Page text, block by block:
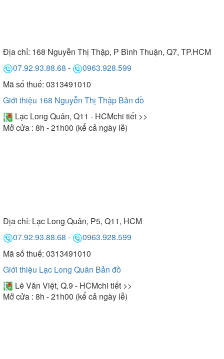
Địa chỉ: 168 Nguyễn Thị Thập, P Bình Thuận, Q7, TP.HCM
07.92.93.88.68 -
0963.928.599
Mã số thuế: 0313491010
Giới thiệu 168 Nguyễn Thị Thập Bản đồ
Lạc Long Quân, Q11 - HCMchi tiết >>
Mở cửa : 8h - 21h00 (kể cả ngày lễ)
Địa chỉ: Lạc Long Quân, P5, Q11, HCM
07.92.93.88.68 -
0963.928.599
Mã số thuế: 0313491010
Giới thiệu Lạc Long Quân Bản đồ
Lê Văn Việt, Q.9 - HCMchi tiết >>
Mở cửa : 8h - 21h00 (kể cả ngày lễ)